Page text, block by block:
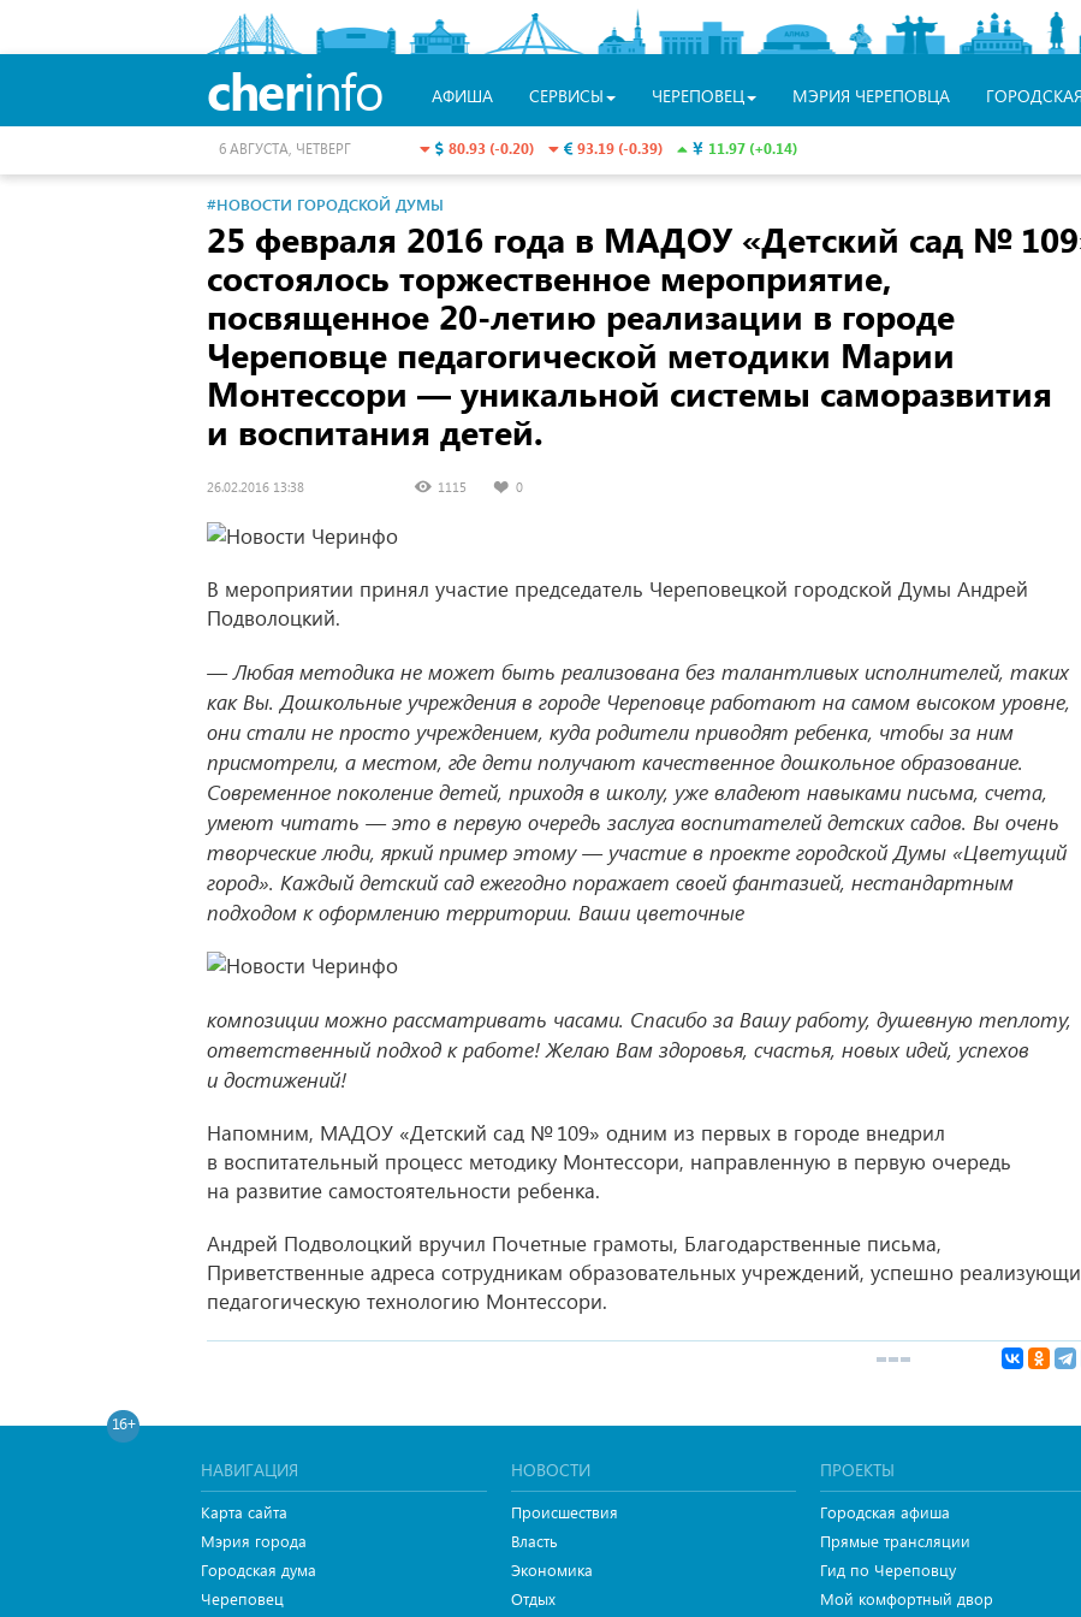
cherinfo АФИША СЕРВИСЫ ЧЕРЕПОВЕЦ МЭРИЯ ЧЕРЕПОВЦА
80.93 (-0.20) 93.19 (-0.39) 11.97 (+0.14)
6 АВГУСТА, ЧЕТВЕРГ
#НОВОСТИ ГОРОДСКОЙ ДУМЫ
25 февраля 2016 года в МАДОУ «Детский сад №
состоялось торжественное мероприятие,
посвященное 20-летию реализации в городе
Череповце педагогической методики Марии
Монтессори — уникальной системы саморазвития
и воспитания детей.
26.02.2016 13:38 1115 0
В мероприятии принял участие председатель Череповецкой городской Думы Андрей
Подволоцкий.
— Любая методика не может быть реализована без талантливых исполнителей, таких
как Вы. Дошкольные учреждения в городе Череповце работают на самом высоком уровне,
они стали не просто учреждением, куда родители приводят ребенка, чтобы за ним
присмотрели, а местом, где дети получают качественное дошкольное образование.
Современное поколение детей, приходя в школу, уже владеют навыками письма, счета,
умеют читать — это в первую очередь заслуга воспитателей детских садов. Вы очень
творческие люди, яркий пример этому — участие в проекте городской Думы «Цветущий
город». Каждый детский сад ежегодно поражает своей фантазией, нестандартным
подходом к оформлению территории. Ваши цветочные
композиции можно рассматривать часами. Спасибо за Вашу работу, душевную теплоту,
ответственный подход к работе! Желаю Вам здоровья, счастья, новых идей, успехов
и достижений!
Напомним, МАДОУ «Детский сад № 109» одним из первых в городе внедрил
в воспитательный процесс методику Монтессори, направленную в первую очередь
на развитие самостоятельности ребенка.
Андрей Подволоцкий вручил Почетные грамоты, Благодарственные письма,
Приветственные адреса сотрудникам образовательных учреждений, успешно
педагогическую технологию Монтессори.
16+
НАВИГАЦИЯ
Карта сайта
Мэрия города
Городская дума
Череповец
НОВОСТИ
Происшествия
Власть
Экономика
Отдых
ПРОЕКТЫ
Городская афиша
Прямые трансляции
Гид по Череповцу
Мой комфортный двор